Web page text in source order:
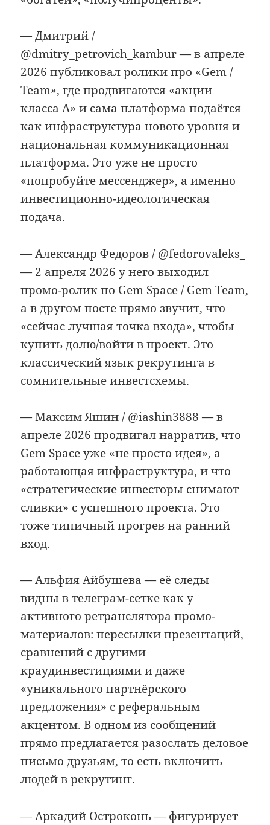
— Дмитрий /
@dmitry_petrovich_kambur — в апреле
2026 публиковал ролики про «Gem /
Team», где продвигаются «акции
класса A» и сама платформа подаётся
как инфраструктура нового уровня и
национальная коммуникационная
платформа. Это уже не просто
«попробуйте мессенджер», а именно
инвестиционно-идеологическая
подача.
— Александр Федоров / @fedorovaleks_
— 2 апреля 2026 у него выходил
промо-ролик по Gem Space / Gem Team,
а в другом посте прямо звучит, что
«сейчас лучшая точка входа», чтобы
купить долю/войти в проект. Это
классический язык рекрутинга в
сомнительные инвестсхемы.
— Максим Яшин / @iashin3888 — в
апреле 2026 продвигал нарратив, что
Gem Space уже «не просто идея», а
работающая инфраструктура, и что
«стратегические инвесторы снимают
сливки» с успешного проекта. Это
тоже типичный прогрев на ранний
вход.
— Альфия Айбушева — её следы
видны в телеграм-сетке как у
активного ретранслятора промо-
материалов: пересылки презентаций,
сравнений с другими
краудинвестициями и даже
«уникального партнёрского
предложения» с реферальным
акцентом. В одном из сообщений
прямо предлагается разослать деловое
письмо друзьям, то есть включить
людей в рекрутинг.
— Аркадий Остроконь — фигурирует